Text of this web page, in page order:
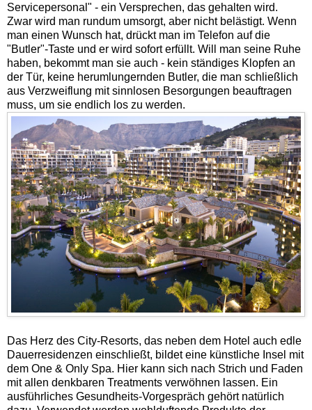
Servicepersonal" - ein Versprechen, das gehalten wird.
Zwar wird man rundum umsorgt, aber nicht belästigt. Wenn
man einen Wunsch hat, drückt man im Telefon auf die
"Butler"-Taste und er wird sofort erfüllt. Will man seine Ruhe
haben, bekommt man sie auch - kein ständiges Klopfen an
der Tür, keine herumlungernden Butler, die man schließlich
aus Verzweiflung mit sinnlosen Besorgungen beauftragen
muss, um sie endlich los zu werden.
Das Herz des City-Resorts, das neben dem Hotel auch edle
Dauerresidenzen einschließt, bildet eine künstliche Insel mit
dem One & Only Spa. Hier kann sich nach Strich und Faden
mit allen denkbaren Treatments verwöhnen lassen. Ein
ausführliches Gesundheits-Vorgespräch gehört natürlich